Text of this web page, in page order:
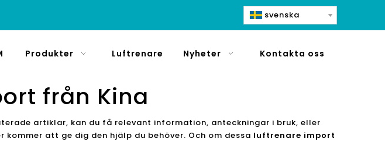
svenska
Produkter Luftrenare Nyheter Kontakta oss
från Kina
artiklar, kan du få relevant information, anteckningar i bruk, eller
kommer att ge dig den hjälp du behöver. Och om dessa luftrenare import